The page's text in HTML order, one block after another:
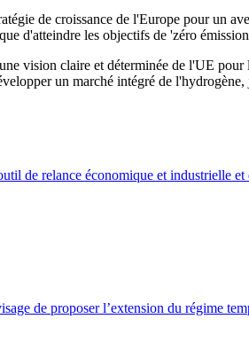
de croissance de l'Europe pour un
d'atteindre les objectifs de 'zéro
vision claire et déterminée de l'UE
un marché intégré de
de relance économique et industrielle et
de proposer l’extension du régime